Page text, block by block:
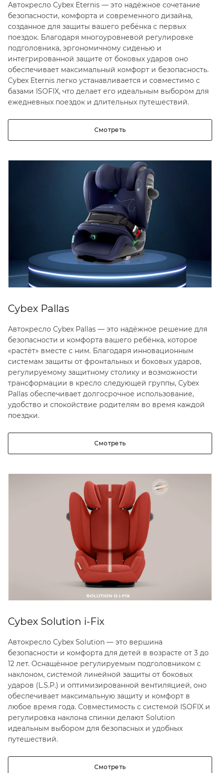
Автокресло Cybex Eternis — это надёжное сочетание
безопасности, комфорта и современного дизайна,
созданное для защиты вашего ребёнка с первых
поездок. Благодаря многоуровневой регулировке
подголовника, эргономичному сиденью и
интегрированной защите от боковых ударов оно
обеспечивает максимальный комфорт и безопасность.
Cybex Eternis легко устанавливается и совместимо с
базами ISOFIX, что делает его идеальным выбором для
ежедневных поездок и длительных путешествий.
Смотреть
Cybex Pallas
Автокресло Cybex Pallas — это надёжное решение для
безопасности и комфорта вашего ребёнка, которое
«растёт» вместе с ним. Благодаря инновационным
системам защиты от фронтальных и боковых ударов,
регулируемому защитному столику и возможности
трансформации в кресло следующей группы, Cybex
Pallas обеспечивает долгосрочное использование,
удобство и спокойствие родителям во время каждой
поездки.
Смотреть
Cybex Solution i-Fix
Автокресло Cybex Solution — это вершина
безопасности и комфорта для детей в возрасте от 3 до
12 лет. Оснащённое регулируемым подголовником с
наклоном, системой линейной защиты от боковых
ударов (L.S.P.) и оптимизированной вентиляцией, оно
обеспечивает максимальную защиту и комфорт в
любое время года. Совместимость с системой ISOFIX и
регулировка наклона спинки делают Solution
идеальным выбором для безопасных и удобных
путешествий.
Смотреть